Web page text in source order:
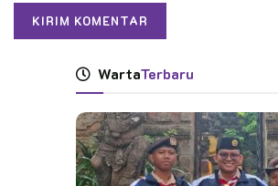
WartaTerbaru